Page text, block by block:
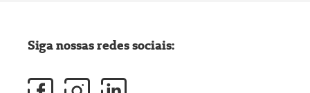
Siga nossas redes sociais: